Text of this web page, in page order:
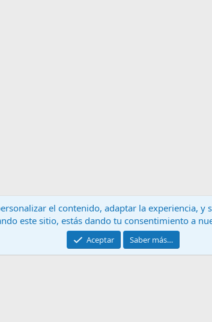
Community platform by XenForo® © 2010-2024 XenForo
el contenido, adaptar la experiencia, y
este sitio, estás dando tu consentimiento a
Aceptar Saber más…